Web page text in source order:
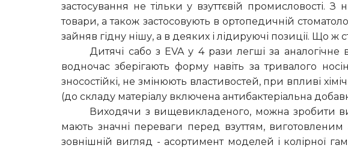
застосування не тільки у взуттєвій промисловості.
товари, а також застосовують в ортопедичній
зайняв гідну нішу, а в деяких і лідируючі позиції. Що ж
Дитячі сабо з EVA у 4 рази легші за аналогічне
водночас зберігають форму навіть за тривалого
зносостійкі, не змінюють властивостей, при впливі
(до складу матеріалу включена антибактеріальна
Виходячи з вищевикладеного, можна зробити
мають значні переваги перед взуттям,
зовнішній вигляд - асортимент моделей і колірної